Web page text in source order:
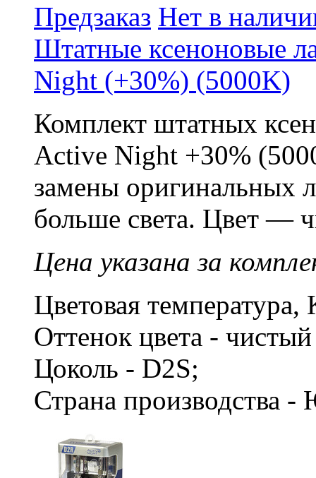
Предзаказ Нет в
Штатные ксеноновые
Night (+30%) (5000K)
Комплект штатных
Active Night +30%
замены оригинальных
больше света. Цвет —
Цена указана за
Цветовая
Оттенок цвета -
Цоколь - D2S;
Страна производства